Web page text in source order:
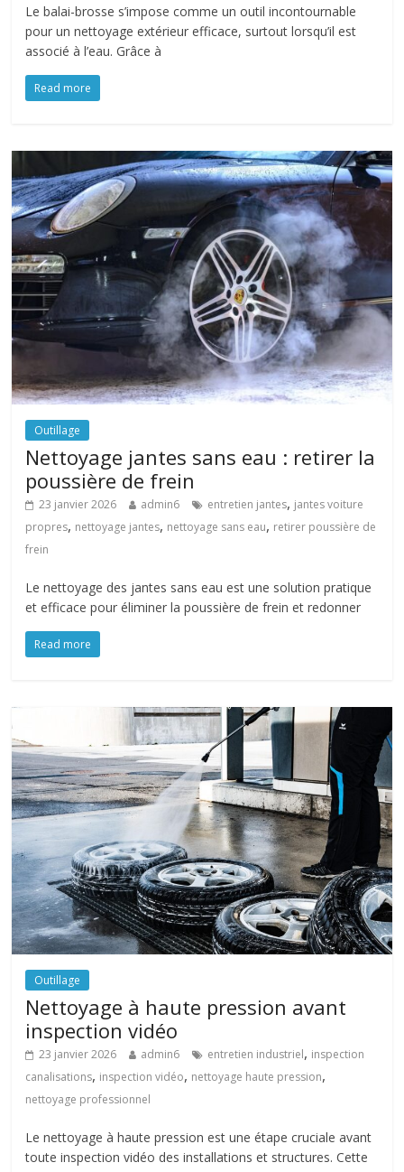
Le balai-brosse s’impose comme un outil incontournable
pour un nettoyage extérieur efficace, surtout lorsqu’il est
associé à l’eau. Grâce à
Read more
Outillage
Nettoyage jantes sans eau : retirer la
poussière de frein
23 janvier 2026 admin6 entretien jantes, jantes voiture
propres, nettoyage jantes, nettoyage sans eau, retirer poussière de
frein
Le nettoyage des jantes sans eau est une solution pratique
et efficace pour éliminer la poussière de frein et redonner
Read more
Outillage
Nettoyage à haute pression avant
inspection vidéo
23 janvier 2026 admin6 entretien industriel, inspection
canalisations, inspection vidéo, nettoyage haute pression,
nettoyage professionnel
Le nettoyage à haute pression est une étape cruciale avant
toute inspection vidéo des installations et structures. Cette